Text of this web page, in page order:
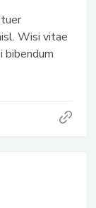
Wisi vitae
bibendum